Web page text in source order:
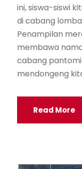
ini, siswa-siswi
di cabang
Penampilan
membawa
cabang
mendongeng
Read More